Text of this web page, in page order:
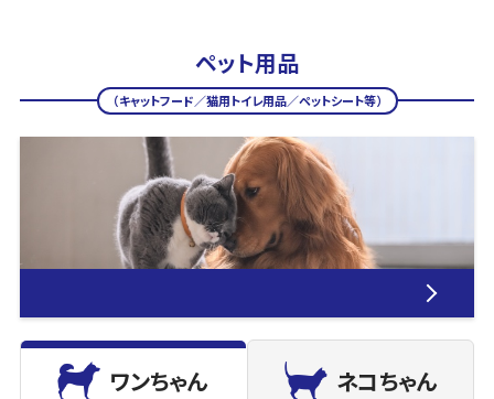
ペット用品
（キャットフード／猫用トイレ用品／ペットシート等）
ワンちゃん ネコちゃん